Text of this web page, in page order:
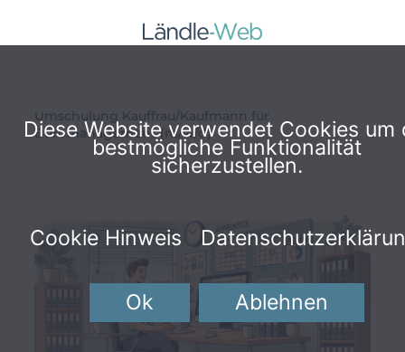
springen
Umschulung Kauffrau/Kaufmann für
Büromanagement (m/w/d)
Diese Website verwendet Cookies um
bestmögliche Funktionalität
sicherzustellen.
Cookie Hinweis
Ok Ablehnen